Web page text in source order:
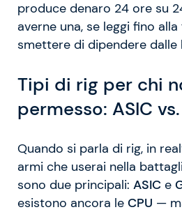
produce denaro 24 ore su
averne una, se leggi fino
smettere di dipendere dalle
Tipi di rig per chi
permesso: ASIC vs.
Quando si parla di rig, in
armi che userai nella
sono due principali: ASIC e
esistono ancora le CPU —